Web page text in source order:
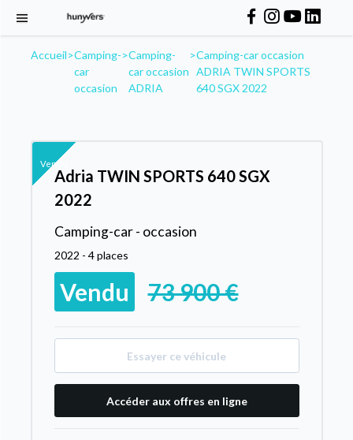
Accueil>Camping-
car
occasion
>Camping-
car occasion
ADRIA
>Camping-car occasion
ADRIA TWIN SPORTS
640 SGX 2022
Vendu
Adria TWIN SPORTS 640 SGX
2022
Camping-car - occasion
2022 - 4 places
Vendu 73 900 €
Essayer ce véhicule
Accéder aux offres en ligne